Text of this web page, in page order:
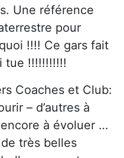
Une référence
pour
!!!! Ce gars fait
tue !!!!!!!!!!!
Coaches et Club:
– d’autres à
à évoluer …
très belles